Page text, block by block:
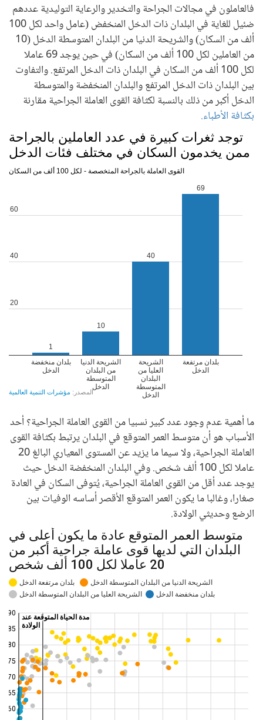
فالعاملون في مجالات الجراحة والتخدير والرعاية التوليدية عددهم
ضئيل للغاية في البلدان ذات الدخل المنخفض (عامل واحد لكل 100
ألف من السكان) والشريحة الدنيا من البلدان المتوسطة الدخل (10
من العاملين لكل 100 ألف من السكان) في حين يوجد 69 عاملا
لكل 100 ألف من السكان في البلدان ذات الدخل المرتفع. والتفاوت
بين البلدان ذات الدخل المرتفع والبلدان المنخفضة والمتوسطة
الدخل أكبر من ذلك بالنسبة لكثافة القوى العاملة الجراحية مقارنة
بكثافة الأطباء.
ما أهمية عدم وجود عدد كبير نسبيا من القوى العاملة الجراحية؟ أحد
الأسباب هو أن متوسط العمر المتوقع في البلدان يرتبط بكثافة القوى
العاملة الجراحية، ولا سيما ما يزيد عن المستوى المعياري البالغ 20
عاملا لكل 100 ألف شخص. وفي البلدان المنخفضة الدخل حيث
يوجد عدد أقل من القوى العاملة الجراحية، يُتوفى السكان في العادة
صغارا، وغالبا ما يكون العمر المتوقع الأقصر أساسه الوفيات بين
الرضع وحديثي الولادة.